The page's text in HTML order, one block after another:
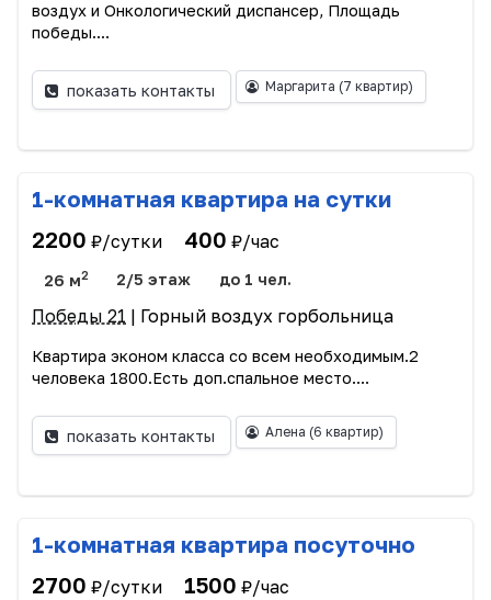
воздух и Онкологический диспансер, Площадь
победы....
показать контакты Маргарита (7 квартир)
1-комнатная квартира на сутки
2200 ₽/сутки 400 ₽/час
26 м2 2/5 этаж до 1 чел.
Победы 21 | Горный воздух горбольница
Квартира эконом класса со всем необходимым.2
человека 1800.Есть доп.спальное место....
показать контакты Алена (6 квартир)
1-комнатная квартира посуточно
2700 ₽/сутки 1500 ₽/час